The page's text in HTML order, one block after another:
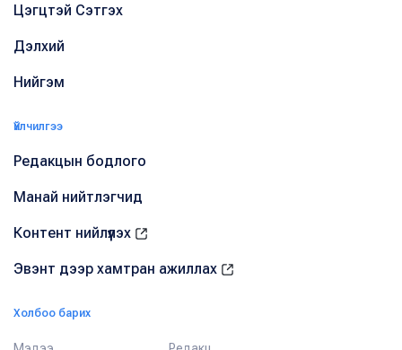
Цэгцтэй Сэтгэх
Дэлхий
Нийгэм
Үйлчилгээ
Редакцын бодлого
Манай нийтлэгчид
Контент нийлүүлэх
Эвэнт дээр хамтран ажиллах
Холбоо барих